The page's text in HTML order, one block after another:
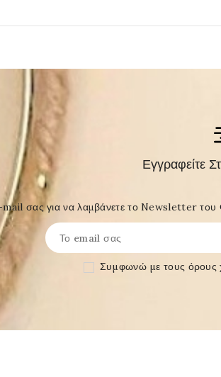
Εγγραφείτε
σας για να λαμβάνετε το Newsletter του
Συμφωνώ με τους όρους